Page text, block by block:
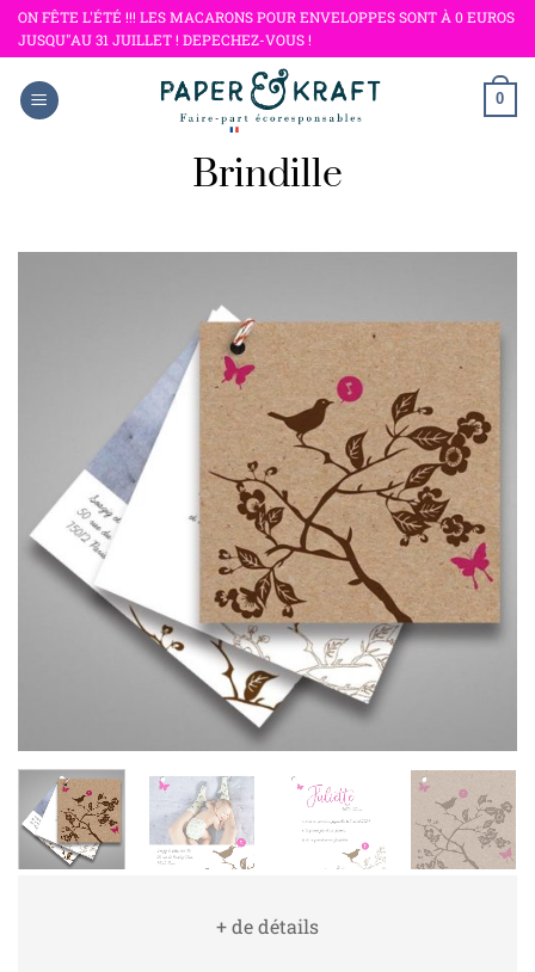
Passer
au
ON FÊTE L'ÉTÉ !!! LES MACARONS POUR ENVELOPPES SONT À 0 EUROS
JUSQU"AU 31 JUILLET ! DEPECHEZ-VOUS !
0
Brindille
+ de détails